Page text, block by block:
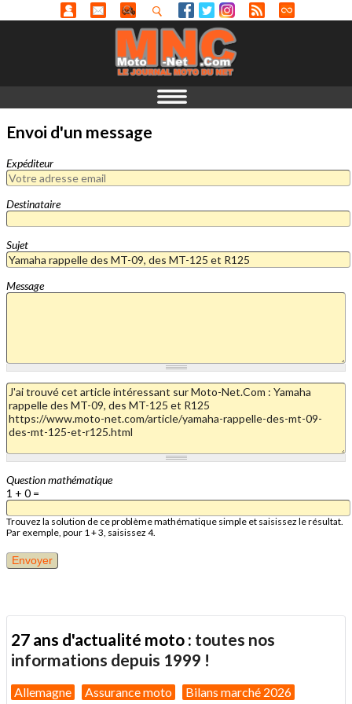
Envoi d'un message
Expéditeur
Destinataire
Sujet
Message
Question mathématique
1 + 0 =
Trouvez la solution de ce problème mathématique simple et saisissez le résultat.
Par exemple, pour 1 + 3, saisissez 4.
27 ans d'actualité moto : toutes nos
informations depuis 1999 !
Allemagne Assurance moto Bilans marché 2026